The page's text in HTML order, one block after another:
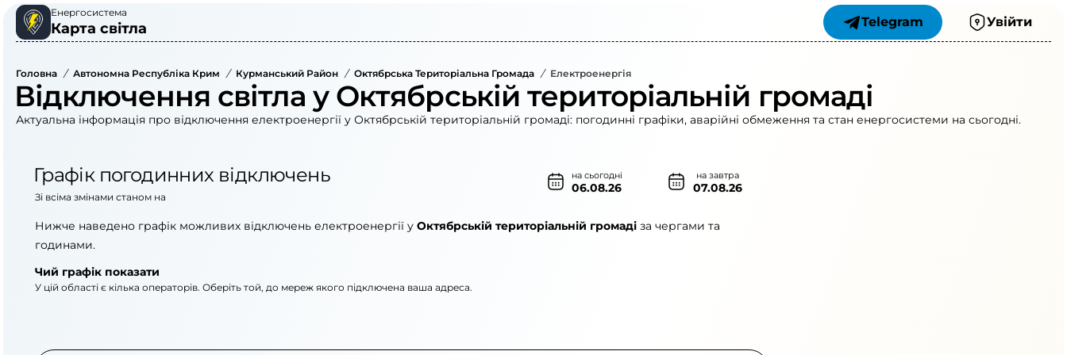
Енергосистема
Карта світла Telegram Увійти
Головна / Автономна Республіка Крим / Курманський Район / Октябрська Територіальна Громада / Електроенергія
Відключення світла у Октябрській територіальній громаді
Актуальна інформація про відключення електроенергії у Октябрській територіальній громаді: погодинні графіки, аварійні обмеження та стан енергосистеми на сьогодні.
Графік погодинних відключень на сьогодні
06.08.26
на завтра
07.08.26
Зі всіма змінами станом на
Нижче наведено графік можливих відключень електроенергії у Октябрській територіальній громаді за чергами та
годинами.
Чий графік показати
У цій області є кілька операторів. Оберіть той, до мереж якого підключена ваша адреса.